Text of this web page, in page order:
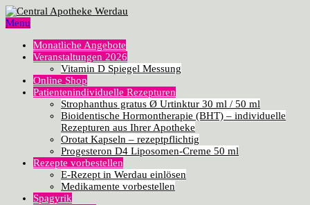
Menu
Monatliche Angebote
Veranstaltungen 2026
Vitamin D Spiegel Messung
Online Shop
Patientenindividuelle Rezepturen
Strophanthus gratus Ø Urtinktur 30 ml / 50 ml
Bioidentische Hormontherapie (BHT) – individuelle
Rezepturen aus Ihrer Apotheke
Orotat Kapseln – rezeptpflichtig
Progesteron D4 Liposomen-Creme 50 ml
Rezepte vorbestellen
E-Rezept in Werdau einlösen
Medikamente vorbestellen
Spagyrik